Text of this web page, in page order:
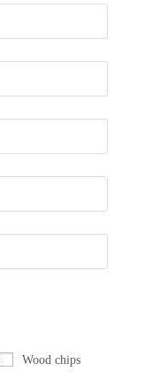
Wood chips